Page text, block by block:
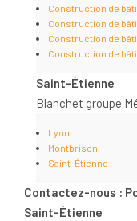
Construction de
Construction de
Construction de
Construction de
Saint-Étienne
Blanchet groupe
Lyon
Montbrison
Saint-Étienne
Contactez-nous :
Saint-Étienne